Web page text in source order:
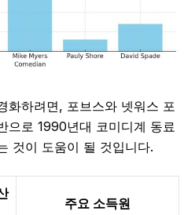
화하려면, 포브스와 넷워스 포
으로 1990년대 코미디계 동료
것이 도움이 될 것입니다.
주요 소득원